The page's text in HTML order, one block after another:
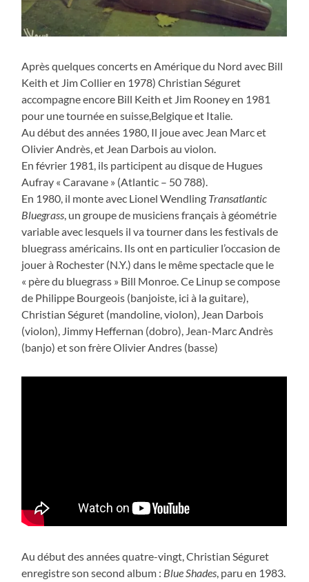
Après quelques concerts en Amérique du Nord avec Bill
Keith et Jim Collier en 1978) Christian Séguret
accompagne encore Bill Keith et Jim Rooney en 1981
pour une tournée en suisse,Belgique et Italie.
Au début des années 1980, Il joue avec Jean Marc et
Olivier Andrès, et Jean Darbois au violon.
En février 1981, ils participent au disque de Hugues
Aufray « Caravane » (Atlantic – 50 788).
En 1980, il monte avec Lionel Wendling Transatlantic
Bluegrass, un groupe de musiciens français à géométrie
variable avec lesquels il va tourner dans les festivals de
bluegrass américains. Ils ont en particulier l’occasion de
jouer à Rochester (N.Y.) dans le même spectacle que le
« père du bluegrass » Bill Monroe. Ce Linup se compose
de Philippe Bourgeois (banjoiste, ici à la guitare),
Christian Séguret (mandoline, violon), Jean Darbois
(violon), Jimmy Heffernan (dobro), Jean-Marc Andrès
(banjo) et son frère Olivier Andres (basse)
Au début des années quatre-vingt, Christian Séguret
enregistre son second album : Blue Shades, paru en 1983.